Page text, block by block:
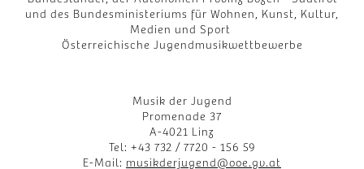
und des Bundesministeriums für Wohnen, Kunst, Kultur,
Medien und Sport
Österreichische Jugendmusikwettbewerbe
Musik der Jugend
Promenade 37
A-4021 Linz
Tel: +43 732 / 7720 - 156 59
E-Mail: musikderjugend@ooe.gv.at